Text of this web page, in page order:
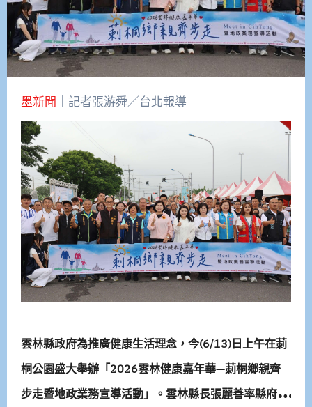
墨新聞 ｜記者張游舜／台北報導
雲林縣政府為推廣健康生活理念，今(6/13)日上午在莿
桐公園盛大舉辦「2026雲林健康嘉年華—莿桐鄉親齊
步走暨地政業務宣導活動」。雲林縣長張麗善率縣府地